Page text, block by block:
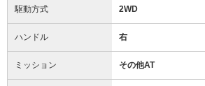
駆動方式 2WD
ハンドル 右
ミッション その他AT